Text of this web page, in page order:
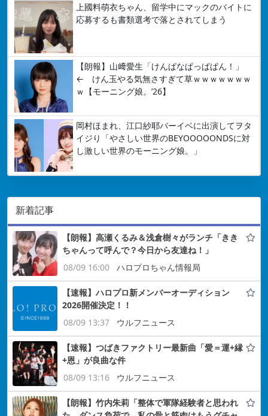
上國料萌衣ちゃん、留学中にマックのバイトに
応募するも書類選考で落とされてしまう
【朗報】山﨑愛生「けんぱなぱっぱぱん！」
← けん玉やる気無さすぎて草ｗｗｗｗｗｗｗ
ｗ【モーニング娘。’26】
岡村ほまれ、江口紗耶バーイベに出演してヲタ
イジり「やさしい世界のBEYOOOOONDSに対
し激しい世界のモーニング娘。」
新着記事
【朗報】高瀬くるみ＆浅倉樹々がランチ「きき
ちゃんって呼んで？今日から友達ね！」
08/09 16:00
ハロプロちゃん情報局
【速報】ハロプロ新メンバーオーディション
2026開催決定！！
08/09 13:37
ウルフニュース
【速報】つばきファクトリー最新曲「愛＝運+縁
+恩」が良曲な件
08/09 13:16
ウルフニュース
【朗報】竹内朱莉「整体で軍隊経験者と思われ